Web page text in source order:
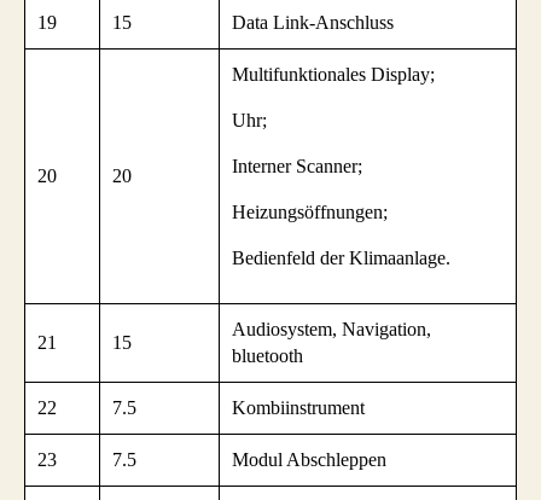
19 15 Data Link-Anschluss
20 20
Multifunktionales Display;
Uhr;
Interner Scanner;
Heizungsöffnungen;
Bedienfeld der Klimaanlage.
21 15
Audiosystem, Navigation,
bluetooth
22 7.5 Kombiinstrument
23 7.5 Modul Abschleppen